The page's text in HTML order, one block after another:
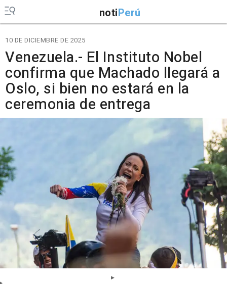
notiPerú
10 DE DICIEMBRE DE 2025
Venezuela.- El Instituto Nobel
confirma que Machado llegará a
Oslo, si bien no estará en la
ceremonia de entrega